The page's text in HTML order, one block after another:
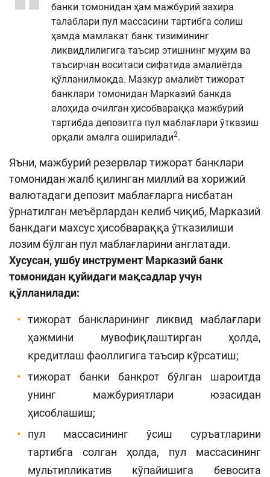
банки томонидан ҳам мажбурий захира
талаблари пул массасини тартибга солиш
ҳамда мамлакат банк тизимининг
ликвидлилигига таъсир этишнинг муҳим ва
таъсирчан воситаси сифатида амалиётда
қўлланилмоқда. Мазкур амалиёт тижорат
банклари томонидан Марказий банкда
алоҳида очилган ҳисобвараққа мажбурий
тартибда депозитга пул маблағлари ўтказиш
орқали амалга оширилади2.
Яъни, мажбурий резервлар тижорат банклари
томонидан жалб қилинган миллий ва хорижий
валютадаги депозит маблағларга нисбатан
ўрнатилган меъёрлардан келиб чиқиб, Марказий
банкдаги махсус ҳисобвараққа ўтказилиши
лозим бўлган пул маблағларини англатади.
Хусусан, ушбу инструмент Марказий банк
томонидан қуйидаги мақсадлар учун
қўлланилади:
тижорат банкларининг ликвид маблағлари
ҳажмини мувофиқлаштирган ҳолда,
кредитлаш фаоллигига таъсир кўрсатиш;
тижорат банки банкрот бўлган шароитда
унинг мажбуриятлари юзасидан
ҳисоблашиш;
пул массасининг ўсиш суръатларини
тартибга солган ҳолда, пул массасининг
мультипликатив кўпайишига бевосита